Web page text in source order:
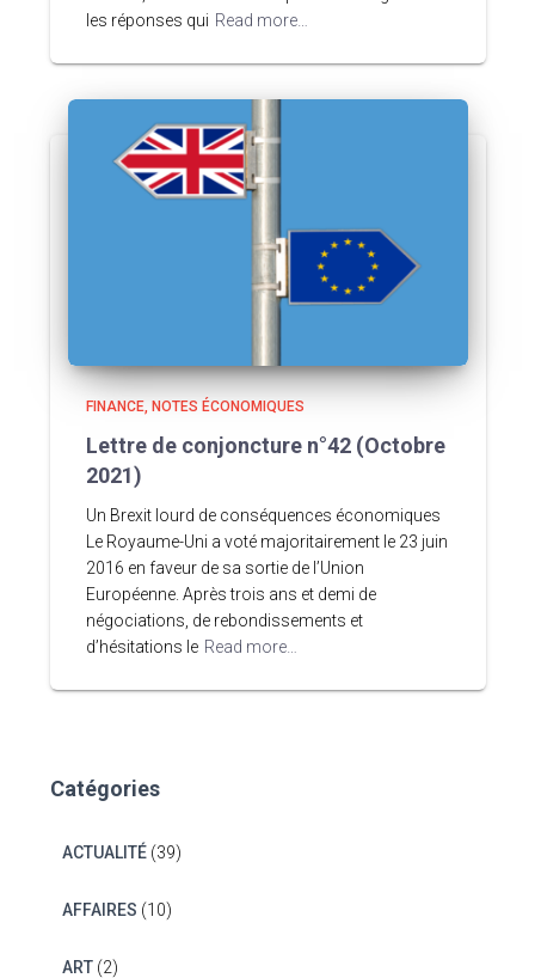
les réponses qui Read more…
FINANCE NOTES ÉCONOMIQUES
Lettre de conjoncture n°42 (Octobre
2021)
Un Brexit lourd de conséquences économiques
Le Royaume-Uni a voté majoritairement le 23 juin
2016 en faveur de sa sortie de l’Union
Européenne. Après trois ans et demi de
négociations, de rebondissements et
d’hésitations le Read more…
Catégories
ACTUALITÉ(39)
AFFAIRES (10)
ART(2)